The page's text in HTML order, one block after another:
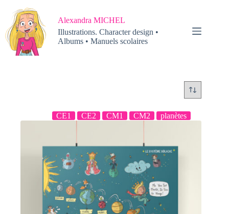
contenu
Alexandra MICHEL
Illustrations. Character design •
Albums • Manuels scolaires
CE1 CE2 CM1 CM2 planètes